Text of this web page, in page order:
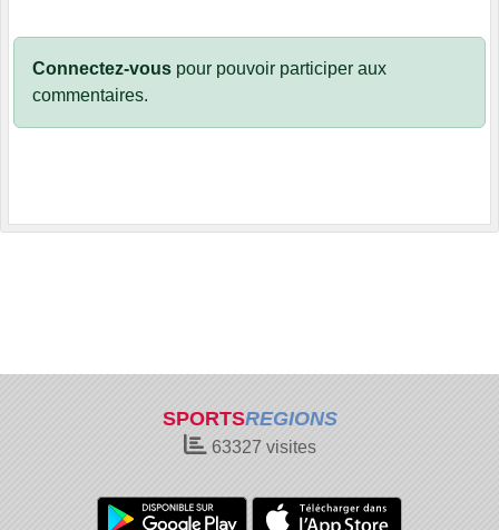
Connectez-vous pour pouvoir participer aux
commentaires.
SPORTSREGIONS
63327 visites